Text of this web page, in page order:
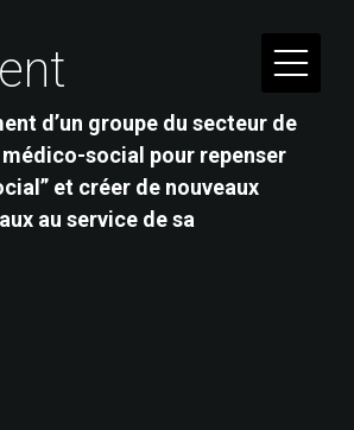
ent
d’un groupe du secteur de
médico-social pour repenser
et créer de nouveaux
au service de sa
expériences humaines, savoirs
artificielles pour
force.